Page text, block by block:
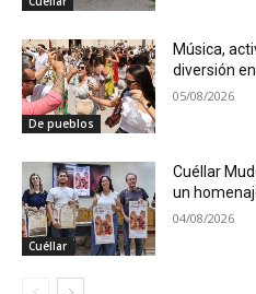
De pueblos
Música,
diversión
05/08/2026
Cuéllar
Cuéllar
un
04/08/2026